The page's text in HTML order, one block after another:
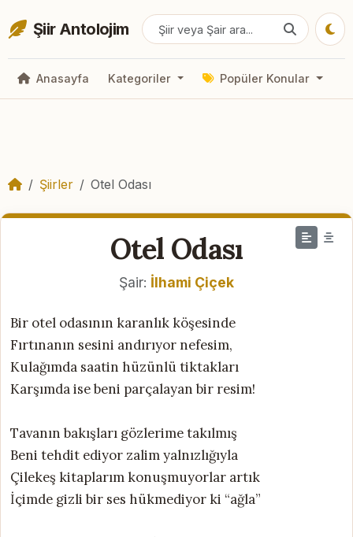
Şiir Antolojim
Anasayfa Kategoriler Popüler Konular
Şiirler Otel Odası
Otel Odası
Şair: İlhami Çiçek
Bir otel odasının karanlık köşesinde
Fırtınanın sesini andırıyor nefesim,
Kulağımda saatin hüzünlü tiktakları
Karşımda ise beni parçalayan bir resim!
Tavanın bakışları gözlerime takılmış
Beni tehdit ediyor zalim yalnızlığıyla
Çilekeş kitaplarım konuşmuyorlar artık
İçimde gizli bir ses hükmediyor ki “ağla”